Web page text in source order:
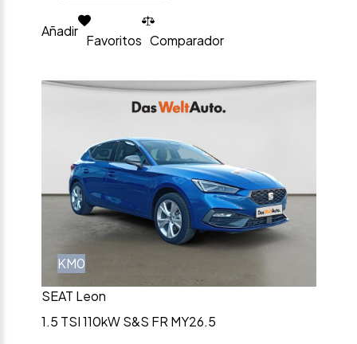
Añadir
Favoritos Comparador
KM0
SEAT Leon
1.5 TSI 110kW S&S FR MY26.5